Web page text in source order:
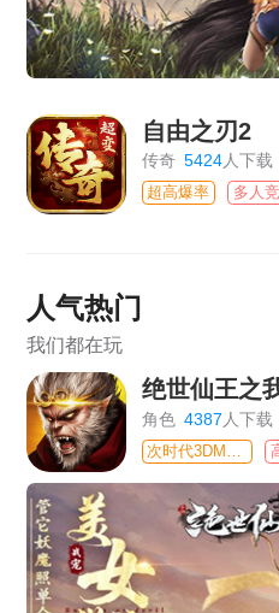
自由之刃2
传奇 5424人下载
超高爆率 多人
人气热门
我们都在玩
绝世仙王之
角色 4387 人下载